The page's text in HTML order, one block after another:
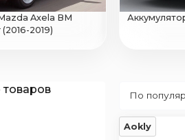
Axela BM
2019)
Aokly